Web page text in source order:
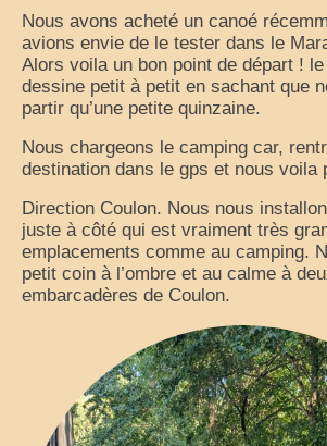
Polynésie française
Archives
Liens Favoris
Amis Blogueurs
Partir sur la route
virées en camping-car
la grande escapade autour du
25 ans de voyage
camping-car en cavale
Nous avons acheté un canoé
avions envie de le tester dans le
Alors voila un bon point de départ !
dessine petit à petit en sachant que
partir qu’une petite quinzaine.
Nous chargeons le camping car,
destination dans le gps et nous voila
Direction Coulon. Nous nous
juste à côté qui est vraiment très
emplacements comme au camping.
petit coin à l’ombre et au calme à
embarcadères de Coulon.